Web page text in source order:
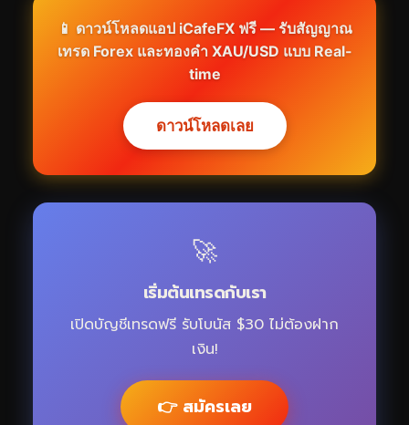
📱 ดาวน์โหลดแอป iCafeFX ฟรี — รับสัญญาณ
เทรด Forex และทองคำ XAU/USD แบบ Real-
time
ดาวน์โหลดเลย
🚀
เริ่มต้นเทรดกับเรา
เปิดบัญชีเทรดฟรี รับโบนัส $30 ไม่ต้องฝาก
เงิน!
👉 สมัครเลย